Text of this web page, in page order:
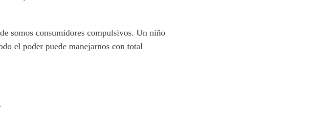
somos consumidores compulsivos. Un niño
el poder puede manejarnos con total